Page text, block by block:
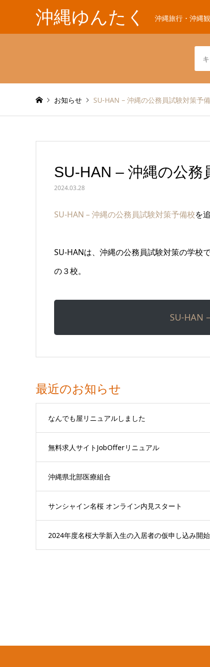
沖縄ゆんたく 沖縄旅行・沖縄
お知らせ SU-HAN – 沖縄の公務員試験対策予
SU-HAN – 沖縄の公務
2024.03.28
SU-HAN – 沖縄の公務員試験対策予備校を
SU-HANは、沖縄の公務員試験対策の学校
の３校。
SU-HAN
最近のお知らせ
なんでも屋リニュアルしました
無料求人サイトJobOfferリニュアル
沖縄県北部医療組合
サンシャイン名桜 オンライン内見スタート
2024年度名桜大学新入生の入居者の仮申し込み開始